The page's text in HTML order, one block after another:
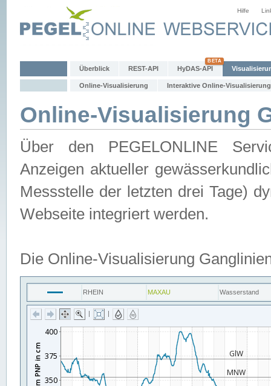
Hilfe
Überblick REST-API HyDAS-API
Online-Visualisierung Interaktive Online-Visualisierung
Online-Visualisierung
Über den PEGELONLINE
Anzeigen aktueller
Messstelle der letzten drei Tage)
Webseite integriert werden.
Die Online-Visualisierung